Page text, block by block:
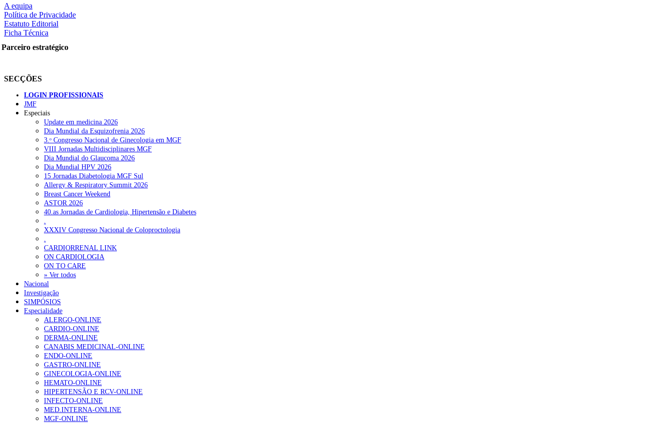
RECENTES
ULS de Coimbra estreia cirurgia endoscópica do ouvido com apoio robótico em Portugal
Enfermeiros exigem esclarecimentos sobre eventual gestão privada da ULS do Algarve
Ordem dos Médicos alerta para riscos no novo sistema de acesso a consultas e cirurgias
Portugal está a formar os médicos de que precisa? 6 de Agosto, 2026
MAIS LIDAS
Enfermagem Forense. “Da urgência ao tribunal, cada gesto conta e cada profissional faz a diferença”
202 visualizações
Alguns milhares de utentes podem ficar sem médico de família com nova regras do registo, alerta associação
155 visualizações
1.º Episódio do Podcast “Frequência Cardio – Sintoniza-te na Insuficiência Cardíaca” da Bayer
99 visualizações
“Os programas de rastreio do cancro do pulmão são custo-efetivos e representam um investimento sustentável para os sistemas de saúde”
88 visualizações
Quase quatro em cada dez doentes com enfarte apresentavam níveis elevados de Lp(a), revela estudo
86 visualizações
A equipa
Política de Privacidade
Estatuto Editorial
Ficha Técnica
Parceiro estratégico
SECÇÕES
LOGIN PROFISSIONAIS
JMF
Especiais
Update em medicina 2026
Dia Mundial da Esquizofrenia 2026
3.ᵒ Congresso Nacional de Ginecologia em MGF
VIII Jornadas Multidisciplinares MGF
Dia Mundial do Glaucoma 2026
Dia Mundial HPV 2026
15 Jornadas Diabetologia MGF Sul
Allergy & Respiratory Summit 2026
Breast Cancer Weekend
ASTOR 2026
40.as Jornadas de Cardiologia, Hipertensão e Diabetes
.
XXXIV Congresso Nacional de Coloproctologia
.
CARDIORRENAL LINK
ON CARDIOLOGIA
ON TO CARE
» Ver todos
Nacional
Investigação
SIMPÓSIOS
Especialidade
ALERGO-ONLINE
CARDIO-ONLINE
DERMA-ONLINE
CANABIS MEDICINAL-ONLINE
ENDO-ONLINE
GASTRO-ONLINE
GINECOLOGIA-ONLINE
HEMATO-ONLINE
HIPERTENSÃO E RCV-ONLINE
INFECTO-ONLINE
MED.INTERNA-ONLINE
MGF-ONLINE